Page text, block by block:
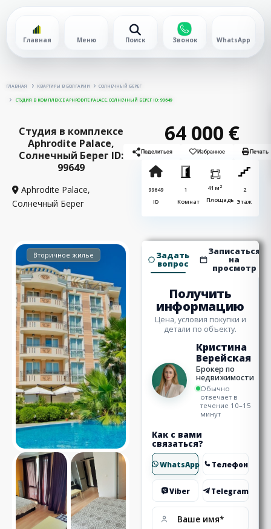
Главная Меню Поиск Звонок WhatsApp
ГЛАВНАЯ КВАРТИРЫ В БОЛГАРИИ СОЛНЕЧНЫЙ БЕРЕГ
СТУДИЯ В КОМПЛЕКСЕ APHRODITE PALACE, СОЛНЕЧНЫЙ БЕРЕГ ID: 99649
Студия в комплексе
Aphrodite Palace,
Солнечный Берег ID:
99649
Aphrodite Palace,
Солнечный Берег
64 000 €
Поделиться Избранное Печать
99649
ID
1
Комнат
41 м2
Площадь
2
Этаж
Вторичное жилье Задать
вопрос
Записаться
на
просмотр
Получить
информацию
Цена, условия покупки и
детали по объекту.
Кристина
Верейская
Брокер по
недвижимости
Обычно
отвечает в
течение 10–15
минут
Как с вами
связаться?
WhatsApp Телефон
Viber Telegram